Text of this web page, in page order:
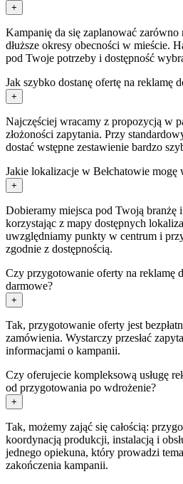
+
Kampanię da się zaplanować zarówno
dłuższe okresy obecności w mieście.
pod Twoje potrzeby i dostępność
Jak szybko dostanę ofertę na reklamę
+
Najczęściej wracamy z propozycją w
złożoności zapytania. Przy
dostać wstępne zestawienie bardzo
Jakie lokalizacje w Bełchatowie mogę
+
Dobieramy miejsca pod Twoją branżę
korzystając z mapy dostępnych
uwzględniamy punkty w centrum i
zgodnie z dostępnością.
Czy przygotowanie oferty na reklamę
darmowe?
+
Tak, przygotowanie oferty jest
zamówienia. Wystarczy przesłać
informacjami o kampanii.
Czy oferujecie kompleksową usługę
od przygotowania po wdrożenie?
+
Tak, możemy zająć się całością:
koordynacją produkcji, instalacją i
jednego opiekuna, który prowadzi
zakończenia kampanii.